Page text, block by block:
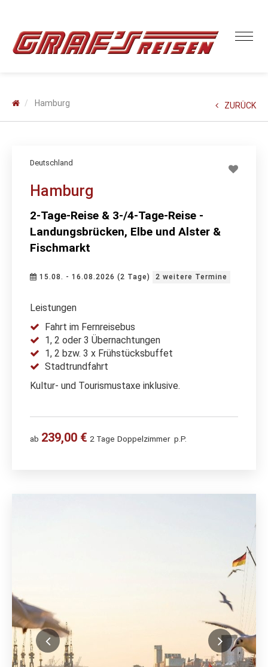
Hamburg ZURÜCK
Deutschland
Hamburg
2-Tage-Reise & 3-/4-Tage-Reise -
Landungsbrücken, Elbe und Alster &
Fischmarkt
15.08. - 16.08.2026 (2 Tage) 2 weitere Termine
Leistungen
Fahrt im Fernreisebus
1, 2 oder 3 Übernachtungen
1, 2 bzw. 3 x Frühstücksbuffet
Stadtrundfahrt
Kultur- und Tourismustaxe inklusive.
ab 239,00 € 2 Tage Doppelzimmer p.P.